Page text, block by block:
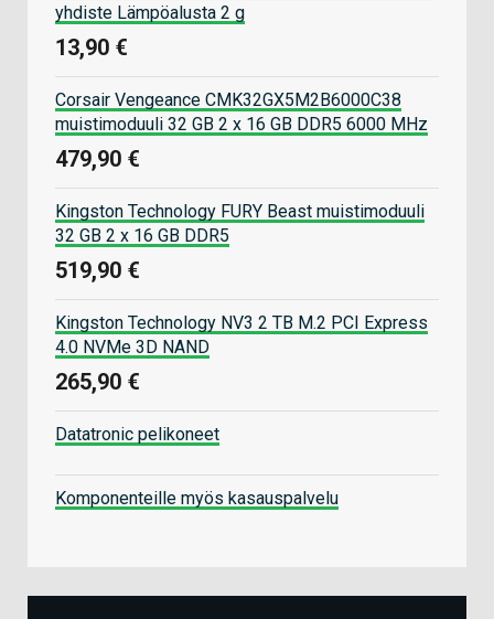
yhdiste Lämpöalusta 2 g
13,90 €
Corsair Vengeance CMK32GX5M2B6000C38
muistimoduuli 32 GB 2 x 16 GB DDR5 6000 MHz
479,90 €
Kingston Technology FURY Beast muistimoduuli
32 GB 2 x 16 GB DDR5
519,90 €
Kingston Technology NV3 2 TB M.2 PCI Express
4.0 NVMe 3D NAND
265,90 €
Datatronic pelikoneet
Komponenteille myös kasauspalvelu